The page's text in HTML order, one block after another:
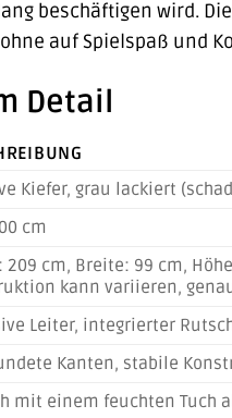
beschäftigen wird.
auf Spielspaß und
Detail
Kiefer, grau lackiert
cm
209 cm, Breite: 99 cm,
kann variieren,
Leiter, integrierter
Kanten, stabile
mit einem feuchten Tuch